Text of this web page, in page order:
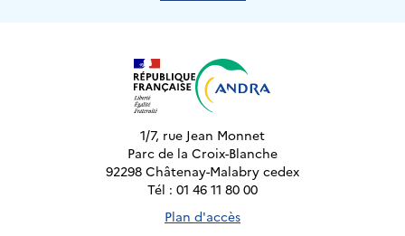
1/7, rue Jean Monnet
Parc de la Croix-Blanche
92298 Châtenay-Malabry cedex
Tél : 01 46 11 80 00
Plan d'accès